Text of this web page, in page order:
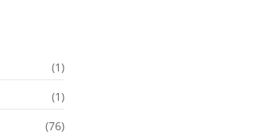
(1)
(1)
(76)